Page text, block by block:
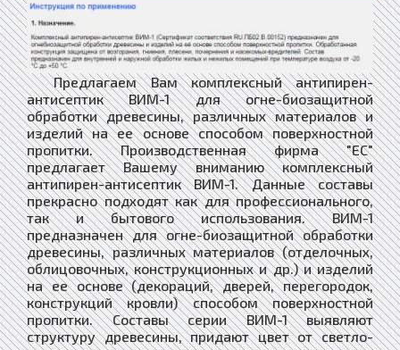
Предлагаем Вам комплексный антипирен-
антисептик ВИМ-1 для огне-биозащитной
обработки древесины, различных материалов и
изделий на ее основе способом поверхностной
пропитки. Производственная фирма "ЕС"
предлагает Вашему вниманию комплексный
антипирен-антисептик ВИМ-1. Данные составы
прекрасно подходят как для профессионального,
так и бытового использования. ВИМ-1
предназначен для огне-биозащитной обработки
древесины, различных материалов (отделочных,
облицовочных, конструкционных и др.) и изделий
на ее основе (декораций, дверей, перегородок,
конструкций кровли) способом поверхностной
пропитки. Составы серии ВИМ-1 выявляют
структуру древесины, придают цвет от светло-